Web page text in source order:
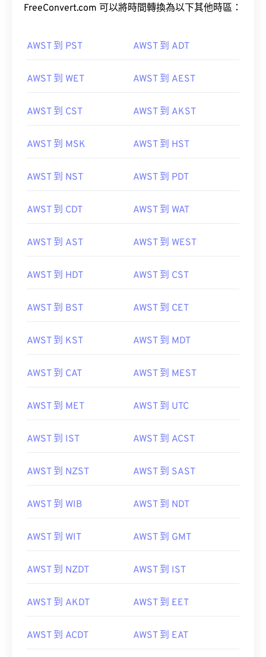
FreeConvert.com 可以將時間轉換為以下其他時區：
AWST 到 PST AWST 到 ADT
AWST 到 WET AWST 到 AEST
AWST 到 CST AWST 到 AKST
AWST 到 MSK AWST 到 HST
AWST 到 NST AWST 到 PDT
AWST 到 CDT AWST 到 WAT
AWST 到 AST AWST 到 WEST
AWST 到 HDT AWST 到 CST
AWST 到 BST AWST 到 CET
AWST 到 KST AWST 到 MDT
AWST 到 CAT AWST 到 MEST
AWST 到 MET AWST 到 UTC
AWST 到 IST AWST 到 ACST
AWST 到 NZST AWST 到 SAST
AWST 到 WIB AWST 到 NDT
AWST 到 WIT AWST 到 GMT
AWST 到 NZDT AWST 到 IST
AWST 到 AKDT AWST 到 EET
AWST 到 ACDT AWST 到 EAT